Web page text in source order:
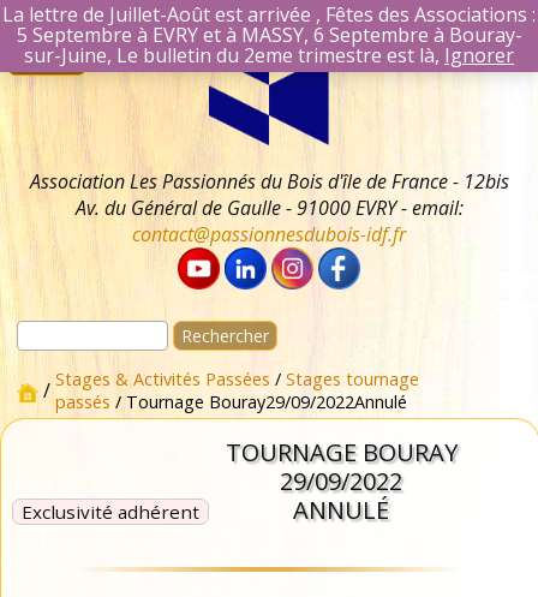
La lettre de Juillet-Août est arrivée , Fêtes des Associations :
5 Septembre à EVRY et à MASSY, 6 Septembre à Bouray-
sur-Juine, Le bulletin du 2eme trimestre est là, Ignorer
Association Les Passionnés du Bois d'île de France - 12bis
Av. du Général de Gaulle - 91000 EVRY - email:
contact@passionnesdubois-idf.fr
Menu
Aller
au
contenu
Se connecter
Rechercher :
/Stages & Activités Passées /Stages tournage
passés / Tournage Bouray29/09/2022Annulé
Exclusivité adhérent
TOURNAGE BOURAY
29/09/2022
ANNULÉ